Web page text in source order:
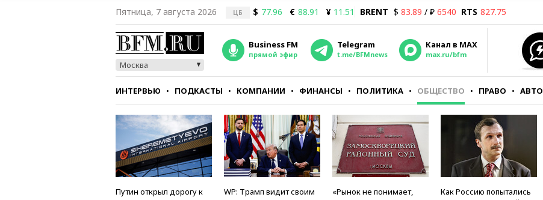
Пятница, 7 августа 2026 ЦБ $ 77.96 € 88.91 ¥ 11.51 BRENT $ 83.89 / ₽ 6540 RTS 827.75
Москва
Business FM
прямой эфир
Telegram
t.me/BFMnews
Канал в MAX
max.ru/bfm
ИНТЕРВЬЮ ПОДКАСТЫ КОМПАНИИ ФИНАНСЫ ПОЛИТИКА ОБЩЕСТВО ПРАВО АВТО
СТИЛЬ ТЕСТЫ
Путин открыл дорогу к
WP: Трамп видит своим
«Рынок не понимает,
Как Россию попытались